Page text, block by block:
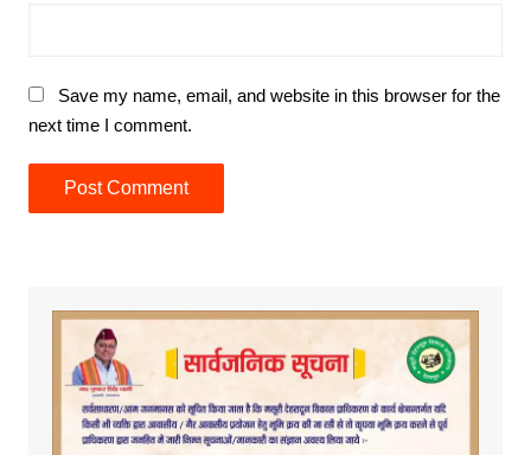
Save my name, email, and website in this browser for the
next time I comment.